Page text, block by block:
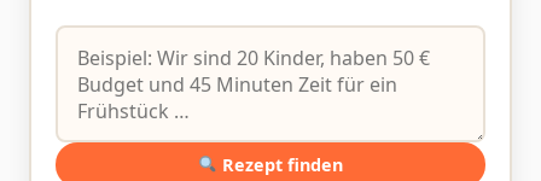
Rezept finden